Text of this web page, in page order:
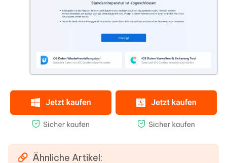
Ähnliche Artikel: